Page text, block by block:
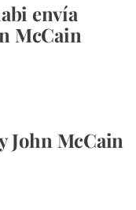
envía
McCain
John McCain